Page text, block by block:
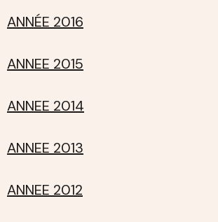
ANNÉE 2016
ANNEE 2015
ANNEE 2014
ANNEE 2013
ANNEE 2012